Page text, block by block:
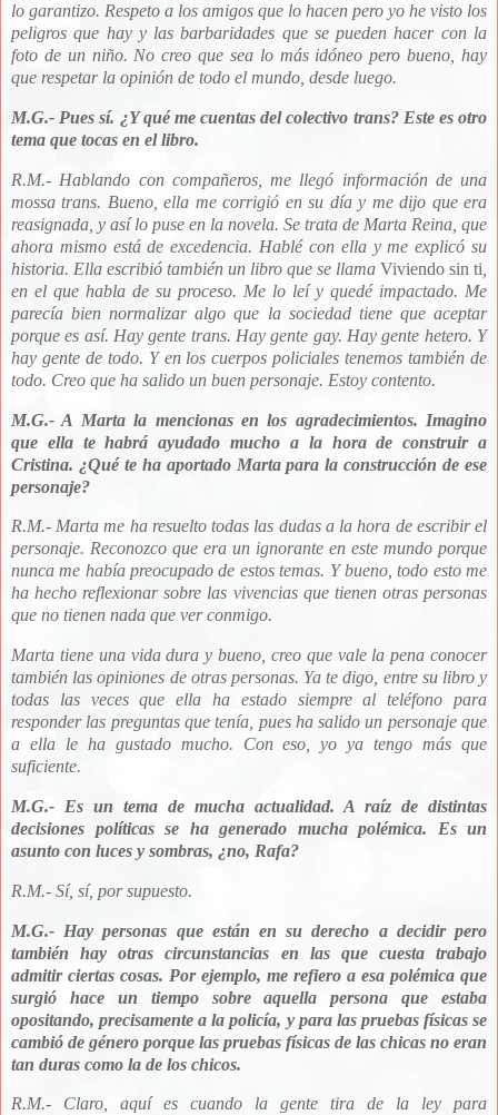
lo garantizo. Respeto a los amigos que lo hacen pero yo he visto los
peligros que hay y las barbaridades que se pueden hacer con la
foto de un niño. No creo que sea lo más idóneo pero bueno, hay
que respetar la opinión de todo el mundo, desde luego.
M.G.- Pues sí. ¿Y qué me cuentas del colectivo trans? Este es otro
tema que tocas en el libro.
R.M.- Hablando con compañeros, me llegó información de una
mossa trans. Bueno, ella me corrigió en su día y me dijo que era
reasignada, y así lo puse en la novela. Se trata de Marta Reina, que
ahora mismo está de excedencia. Hablé con ella y me explicó su
historia. Ella escribió también un libro que se llama Viviendo sin ti
en el que habla de su proceso. Me lo leí y quedé impactado. Me
parecía bien normalizar algo que la sociedad tiene que aceptar
porque es así. Hay gente trans. Hay gente gay. Hay gente hetero. Y
hay gente de todo. Y en los cuerpos policiales tenemos también de
todo. Creo que ha salido un buen personaje. Estoy contento.
M.G.- A Marta la mencionas en los agradecimientos. Imagino
que ella te habrá ayudado mucho a la hora de construir a
Cristina. ¿Qué te ha aportado Marta para la construcción de ese
personaje?
R.M.- Marta me ha resuelto todas las dudas a la hora de escribir el
personaje. Reconozco que era un ignorante en este mundo porque
nunca me había preocupado de estos temas. Y bueno, todo esto me
ha hecho reflexionar sobre las vivencias que tienen otras personas
que no tienen nada que ver conmigo.
Marta tiene una vida dura y bueno, creo que vale la pena conocer
también las opiniones de otras personas. Ya te digo, entre su libro y
todas las veces que ella ha estado siempre al teléfono para
responder las preguntas que tenía, pues ha salido un personaje que
a ella le ha gustado mucho. Con eso, yo ya tengo más que
suficiente.
M.G.- Es un tema de mucha actualidad. A raíz de distintas
decisiones políticas se ha generado mucha polémica. Es un
asunto con luces y sombras, ¿no, Rafa?
R.M.- Sí, sí, por supuesto.
M.G.- Hay personas que están en su derecho a decidir pero
también hay otras circunstancias en las que cuesta trabajo
admitir ciertas cosas. Por ejemplo, me refiero a esa polémica que
surgió hace un tiempo sobre aquella persona que estaba
opositando, precisamente a la policía, y para las pruebas físicas se
cambió de género porque las pruebas físicas de las chicas no eran
tan duras como la de los chicos.
R.M.- Claro, aquí es cuando la gente tira de la ley para